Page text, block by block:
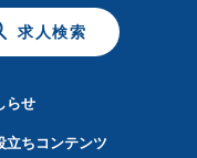
求人検索
らせ
立ちコンテンツ